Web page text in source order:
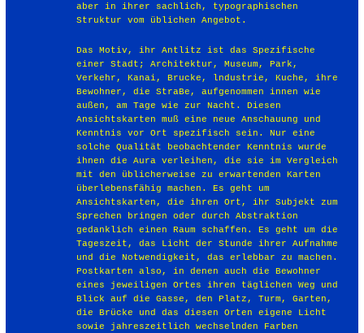
aber in ihrer sachlich, typographischen
Struktur vom üblichen Angebot.
Das Motiv, ihr Antlitz ist das Spezifische
einer Stadt; Architektur, Museum, Park,
Verkehr, Kanai, Brucke, lndustrie, Kuche, ihre
Bewohner, die StraBe, aufgenommen innen wie
außen, am Tage wie zur Nacht. Diesen
Ansichtskarten muß eine neue Anschauung und
Kenntnis vor Ort spezifisch sein. Nur eine
solche Qualität beobachtender Kenntnis wurde
ihnen die Aura verleihen, die sie im Vergleich
mit den üblicherweise zu erwartenden Karten
überlebensfähig machen. Es geht um
Ansichtskarten, die ihren Ort, ihr Subjekt zum
Sprechen bringen oder durch Abstraktion
gedanklich einen Raum schaffen. Es geht um die
Tageszeit, das Licht der Stunde ihrer Aufnahme
und die Notwendigkeit, das erlebbar zu machen.
Postkarten also, in denen auch die Bewohner
eines jeweiligen Ortes ihren täglichen Weg und
Blick auf die Gasse, den Platz, Turm, Garten,
die Brücke und das diesen Orten eigene Licht
sowie jahreszeitlich wechselnden Farben